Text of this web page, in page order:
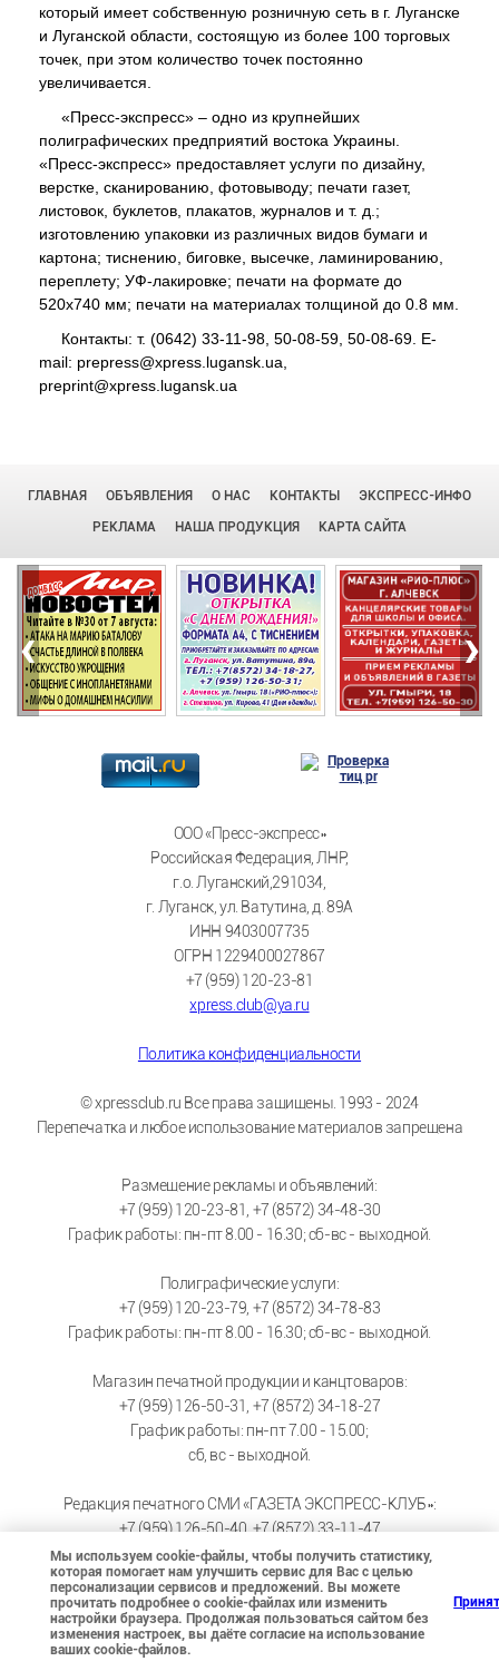
который имеет собственную розничную сеть в г. Луганске
и Луганской области, состоящую из более 100 торговых
точек, при этом количество точек постоянно
увеличивается.
«Пресс-экспресс» – одно из крупнейших
полиграфических предприятий востока Украины.
«Пресс-экспресс» предоставляет услуги по дизайну,
верстке, сканированию, фотовыводу; печати газет,
листовок, буклетов, плакатов, журналов и т. д.;
изготовлению упаковки из различных видов бумаги и
картона; тиснению, биговке, высечке, ламинированию,
переплету; УФ-лакировке; печати на формате до
520х740 мм; печати на материалах толщиной до 0.8 мм.
Контакты: т. (0642) 33-11-98, 50-08-59, 50-08-69. E-
mail: prepress@xpress.lugansk.ua,
preprint@xpress.lugansk.ua
ГЛАВНАЯ ОБЪЯВЛЕНИЯ О НАС КОНТАКТЫ
ЭКСПРЕСС-ИНФО
РЕКЛАМА
НАША ПРОДУКЦИЯ КАРТА САЙТА
‹ ›
ООО «Пресс-экспресс»
Российская Федерация, ЛНР,
г.о. Луганский,291034,
г. Луганск, ул. Ватутина, д. 89А
ИНН 9403007735
ОГРН 1229400027867
+7 (959) 120-23-81
xpress.club@ya.ru
Политика конфиденциальности
© xpressclub.ru Все права защищены. 1993 - 2024
Перепечатка и любое использование материалов запрещена
Размещение рекламы и объявлений:
+7 (959) 120-23-81, +7 (8572) 34-48-30
График работы: пн-пт 8.00 - 16.30; сб-вс - выходной.
Полиграфические услуги:
+7 (959) 120-23-79, +7 (8572) 34-78-83
График работы: пн-пт 8.00 - 16.30; сб-вс - выходной.
Магазин печатной продукции и канцтоваров:
+7 (959) 126-50-31, +7 (8572) 34-18-27
График работы: пн-пт 7.00 - 15.00;
сб, вс - выходной.
Редакция печатного СМИ «ГАЗЕТА ЭКСПРЕСС-КЛУБ»:
+7 (959) 126-50-40, +7 (8572) 33-11-47
График работы: пн-пт 9.00 - 17.30; сб-вс - выходной.
ВК магазинhttps://vk.com/pressa_optom
ВК типографияhttps://vk.com/tipografia_lugansk
Мы используем cookie-файлы, чтобы получить статистику,
которая помогает нам улучшить сервис для Вас с целью
персонализации сервисов и предложений. Вы можете
прочитать подробнее о cookie-файлах или изменить
настройки браузера. Продолжая пользоваться сайтом без
изменения настроек, вы даёте согласие на использование
ваших cookie-файлов.